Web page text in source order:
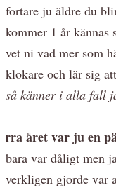
fortare ju äldre du
kommer 1 år kännas
vet ni vad mer som
klokare och lär sig
så känner i alla fall
året var ju en
bara var dåligt men
verkligen gjorde var